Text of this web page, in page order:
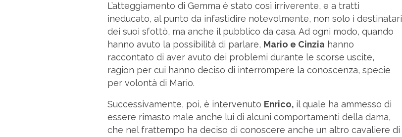
L’atteggiamento di Gemma è stato così irriverente, e a tratti
ineducato, al punto da infastidire notevolmente, non solo i destinatari
dei suoi sfottò, ma anche il pubblico da casa. Ad ogni modo, quando
hanno avuto la possibilità di parlare, Mario e Cinzia hanno
raccontato di aver avuto dei problemi durante le scorse uscite,
ragion per cui hanno deciso di interrompere la conoscenza, specie
per volontà di Mario.
Successivamente, poi, è intervenuto Enrico, il quale ha ammesso di
essere rimasto male anche lui di alcuni comportamenti della dama,
che nel frattempo ha deciso di conoscere anche un altro cavaliere di